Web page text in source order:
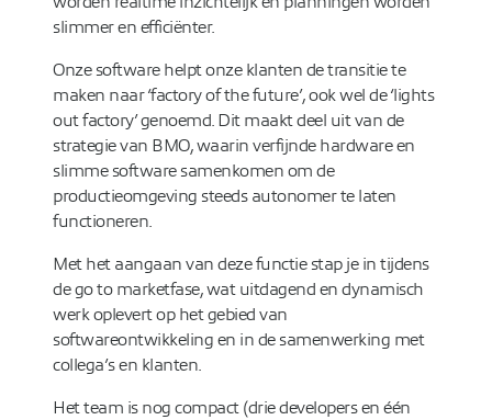
slimmer en efficiënter.
Onze software helpt onze klanten de transitie te
maken naar ‘factory of the future’, ook wel de ‘lights
out factory’ genoemd. Dit maakt deel uit van de
strategie van BMO, waarin verfijnde hardware en
slimme software samenkomen om de
productieomgeving steeds autonomer te laten
functioneren.
Met het aangaan van deze functie stap je in tijdens
de go to marketfase, wat uitdagend en dynamisch
werk oplevert op het gebied van
softwareontwikkeling en in de samenwerking met
collega’s en klanten.
Het team is nog compact (drie developers en één